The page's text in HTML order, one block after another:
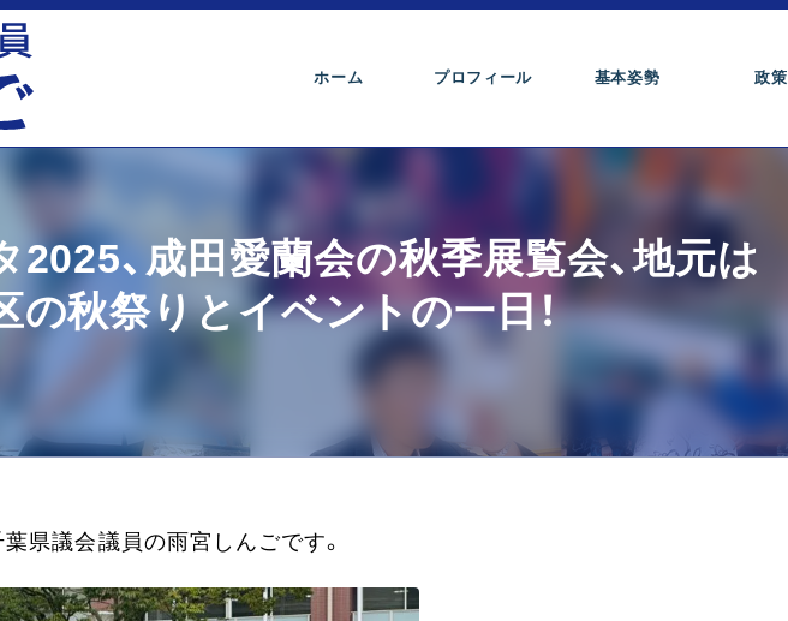
ホーム プロフィール 基本姿勢 政策
、成田愛蘭会の秋季展覧会、地元は
の秋祭りとイベントの一日！
県議会議員の雨宮しんごです。